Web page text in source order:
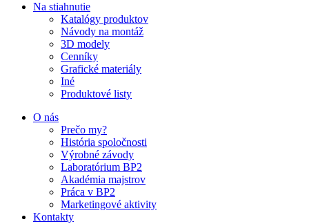
Na stiahnutie
Katalógy produktov
Návody na montáž
3D modely
Cenníky
Grafické materiály
Iné
Produktové listy
O nás
Prečo my?
História spoločnosti
Výrobné závody
Laboratórium BP2
Akadémia majstrov
Práca v BP2
Marketingové aktivity
Kontakty